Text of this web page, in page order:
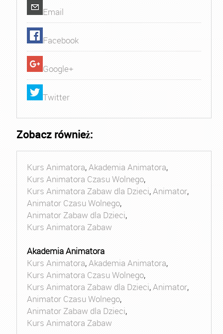
Email
Facebook
Google+
Twitter
Zobacz również:
Kurs Animatora,Akademia Animatora,
Kurs Animatora Czasu Wolnego,
Kurs Animatora Zabaw dla Dzieci,Animator,
Animator Czasu Wolnego,
Animator Zabaw dla Dzieci,
Kurs Animatora Zabaw
Akademia Animatora
Kurs Animatora,Akademia Animatora,
Kurs Animatora Czasu Wolnego,
Kurs Animatora Zabaw dla Dzieci,Animator,
Animator Czasu Wolnego,
Animator Zabaw dla Dzieci,
Kurs Animatora Zabaw